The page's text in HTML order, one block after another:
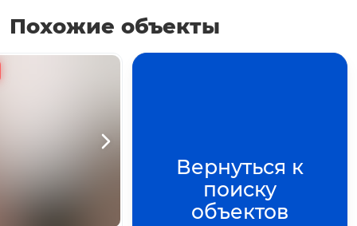
Похожие объекты
Нажмите для просмотра
Вернуться к
поиску
объектов